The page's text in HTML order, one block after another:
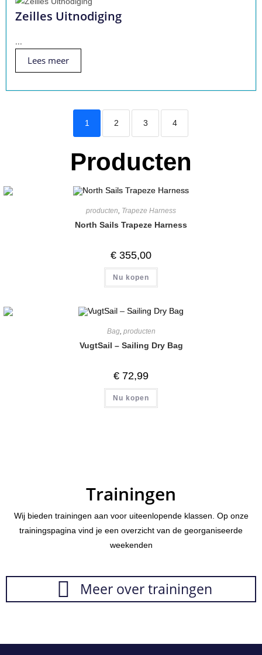
Zeilles Uitnodiging
...
Lees meer
1 2 3 4
Producten
producten, Trapeze Harness
North Sails Trapeze Harness
€ 355,00
Nu kopen
Bag, producten
VugtSail – Sailing Dry Bag
€ 72,99
Nu kopen
Trainingen
Wij bieden trainingen aan voor uiteenlopende klassen. Op onze
trainingspagina vind je een overzicht van de georganiseerde
weekenden
Meer over trainingen